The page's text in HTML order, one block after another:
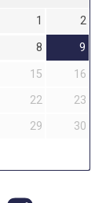
1
2
8
9
15
16
22
23
29
30